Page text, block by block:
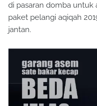
paket pelangi aqiqah
jantan.